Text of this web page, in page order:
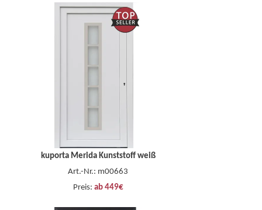
kuporta Merida Kunststoff weiß
Art.-Nr.: m00663
Preis: ab 449€